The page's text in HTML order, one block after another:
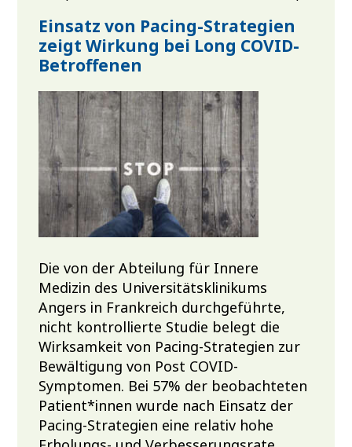
Einsatz von Pacing-Strategien
zeigt Wirkung bei Long COVID-
Betroffenen
Die von der Abteilung für Innere
Medizin des Universitätsklinikums
Angers in Frankreich durchgeführte,
nicht kontrollierte Studie belegt die
Wirksamkeit von Pacing-Strategien zur
Bewältigung von Post COVID-
Symptomen. Bei 57% der beobachteten
Patient*innen wurde nach Einsatz der
Pacing-Strategien eine relativ hohe